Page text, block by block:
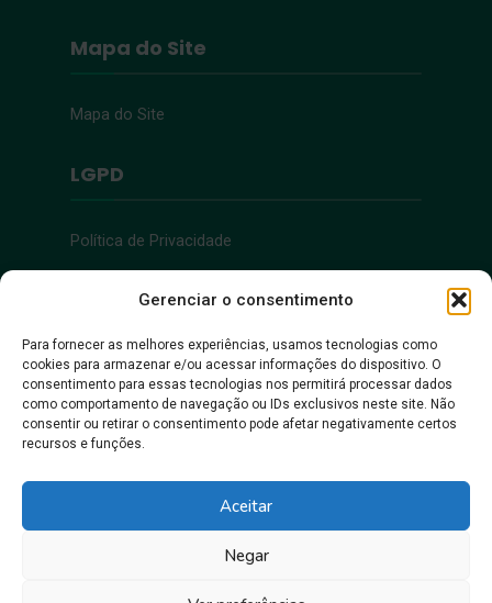
Gerenciar o consentimento
Para fornecer as melhores experiências, usamos tecnologias como
cookies para armazenar e/ou acessar informações do dispositivo. O
consentimento para essas tecnologias nos permitirá processar dados
como comportamento de navegação ou IDs exclusivos neste site. Não
consentir ou retirar o consentimento pode afetar negativamente certos
recursos e funções.
Aceitar
Negar
Mapa do Site
Mapa do Site
LGPD
Política de Privacidade
Acessibilidade
Acessibilidade